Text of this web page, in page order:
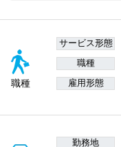
職種
サービス形態
職種
雇用形態
勤務地